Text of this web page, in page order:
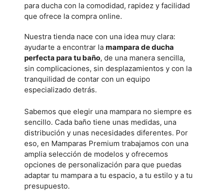
para ducha con la comodidad, rapidez y facilidad
que ofrece la compra online.
Nuestra tienda nace con una idea muy clara:
ayudarte a encontrar la mampara de ducha
perfecta para tu baño, de una manera sencilla,
sin complicaciones, sin desplazamientos y con la
tranquilidad de contar con un equipo
especializado detrás.
Sabemos que elegir una mampara no siempre es
sencillo. Cada baño tiene unas medidas, una
distribución y unas necesidades diferentes. Por
eso, en Mamparas Premium trabajamos con una
amplia selección de modelos y ofrecemos
opciones de personalización para que puedas
adaptar tu mampara a tu espacio, a tu estilo y a tu
presupuesto.